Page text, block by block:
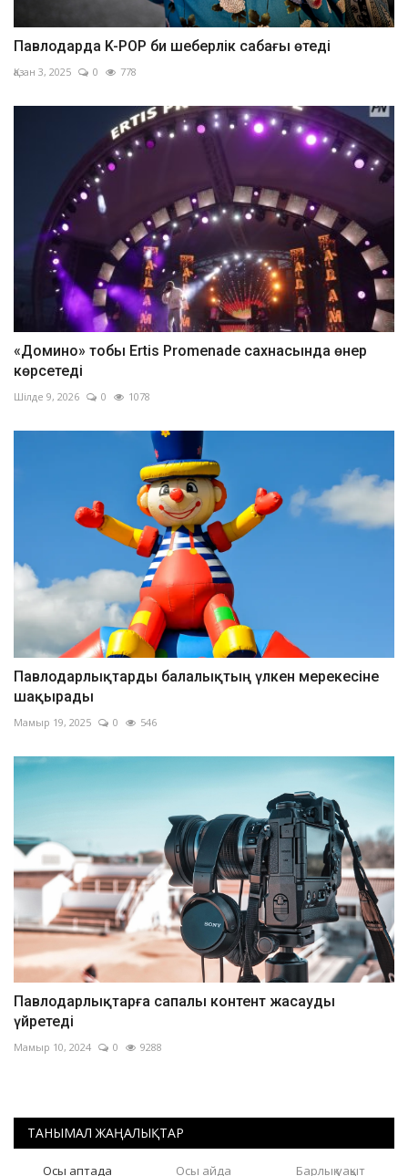
Павлодарда K-POP би шеберлік сабағы өтеді
Қазан 3, 2025 0 778
«Домино» тобы Ertis Promenade сахнасында өнер
көрсетеді
Шілде 9, 2026 0 1078
Павлодарлықтарды балалықтың үлкен мерекесіне
шақырады
Мамыр 19, 2025 0 546
Павлодарлықтарға сапалы контент жасауды
үйретеді
Мамыр 10, 2024 0 9288
ТАНЫМАЛ ЖАҢАЛЫҚТАР
Осы аптада Осы айда Барлық уақыт